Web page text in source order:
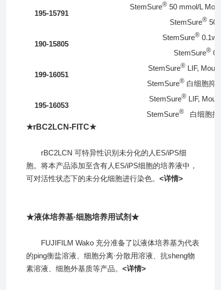
195-15791
StemSure® 50 mmol/L
StemSure® 50
190-15805
StemSure® 0.1w/
StemSure®
199-16051
StemSure®LIF,
StemSure®白细胞抑
195-16053
StemSure®LIF,
StemSure®
白细胞抑
★rBC2LCN-FITC★
rBC2LCN 可特异性识别未分化的人ES/iPS细
胞。将本产品添加至含有人ES/iPS细胞的培养液中，
可对活性状态下的未分化细胞进行染色。<详情>
★液体培养基·细胞培养用试剂★
FUJIFILM Wako 充分准备了以液体培养基为代表
的ping衡盐溶液、细胞分离·分散用溶液、抗sheng物
素溶液、细胞外基质等产品。<详情>